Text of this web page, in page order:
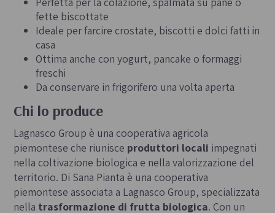
fette biscottate
Ideale per farcire crostate, biscotti e dolci fatti in
casa
Ottima anche con yogurt, pancake o formaggi
freschi
Da conservare in frigorifero una volta aperta
Chi lo produce
Lagnasco Group è una cooperativa agricola
piemontese che riunisce produttori locali impegnati
nella coltivazione biologica e nella valorizzazione del
territorio. Di Sana Pianta è una cooperativa
piemontese associata a Lagnasco Group, specializzata
nella trasformazione di frutta biologica. Con un